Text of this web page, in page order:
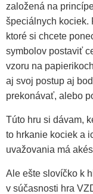
založená na
špeciálnych kociek.
ktoré si chcete
symbolov postaviť
vzoru na
aj svoj postup aj
prekonávať, alebo
Túto hru si dávam,
to hrkanie kociek a
uvažovania má
Ale ešte slovíčko k
v súčasnosti hra